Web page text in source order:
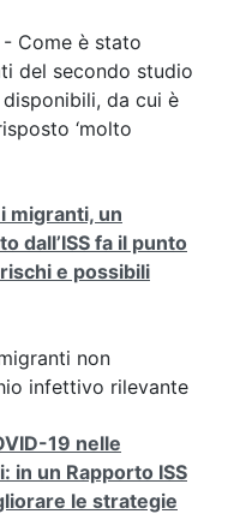
- Come è stato
del secondo studio
da cui è
‘molto
migranti, un
dall’ISS fa il punto
e possibili
non
infettivo rilevante
19 nelle
in un Rapporto ISS
le strategie